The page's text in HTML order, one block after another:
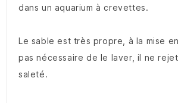
dans un aquarium à crevettes.
Le sable est très propre, à la mise
pas nécessaire de le laver, il ne
saleté.